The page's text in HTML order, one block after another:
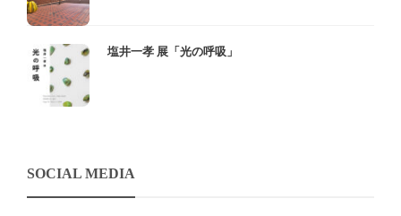
塩井一孝 展「光の呼吸」
SOCIAL MEDIA